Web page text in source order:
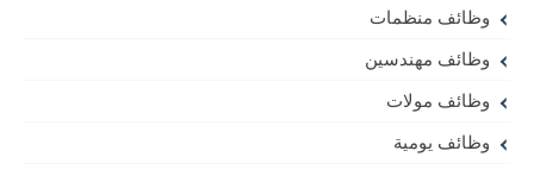
وظائف منظمات
وظائف مهندسين
وظائف مولات
وظائف يومية